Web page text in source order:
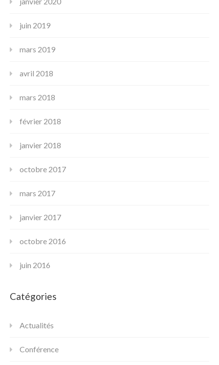
juin 2019
mars 2019
avril 2018
mars 2018
février 2018
janvier 2018
octobre 2017
mars 2017
janvier 2017
octobre 2016
juin 2016
Catégories
Actualités
Conférence